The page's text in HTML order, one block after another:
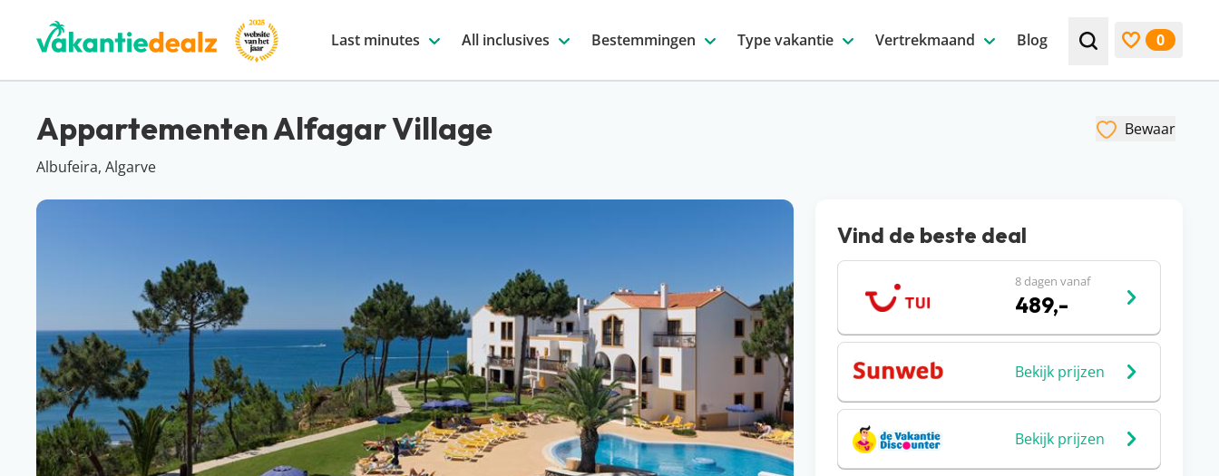
Last minutes All inclusives Bestemmingen Type vakantie Vertrekmaand Blog Zoek bijv. een
0
Appartementen Alfagar Village
Albufeira, Algarve
Bewaar
Vind de beste deal
8 dagen vanaf
489,-
Bekijk prijzen
Bekijk prijzen